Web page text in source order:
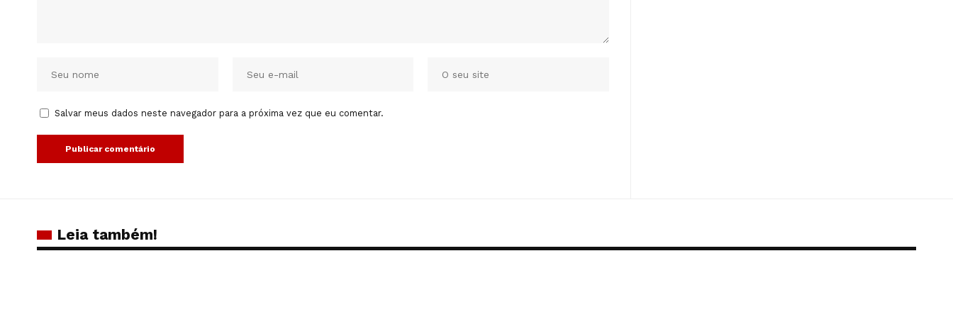
Salvar meus dados neste navegador para a próxima vez que eu comentar.
Leia também!